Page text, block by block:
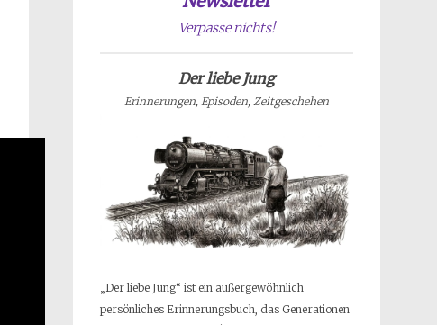
Verpasse nichts!
Der liebe Jung
Erinnerungen, Episoden, Zeitgeschehen
„Der liebe Jung“ ist ein außergewöhnlich
persönliches Erinnerungsbuch, das Generationen